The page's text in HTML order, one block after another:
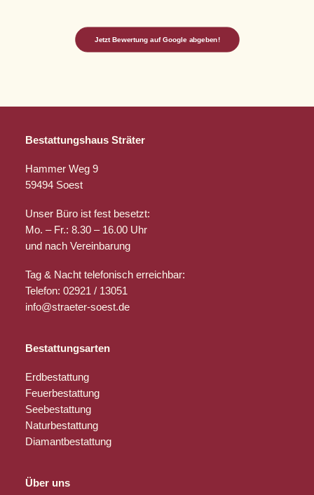
Jetzt Bewertung auf Google abgeben!
Bestattungshaus Sträter
Hammer Weg 9
59494 Soest
Unser Büro ist fest besetzt:
Mo. – Fr.: 8.30 – 16.00 Uhr
und nach Vereinbarung
Tag & Nacht telefonisch erreichbar:
Telefon: 02921 / 13051
info@straeter-soest.de
Bestattungsarten
Erdbestattung
Feuerbestattung
Seebestattung
Naturbestattung
Diamantbestattung
Über uns